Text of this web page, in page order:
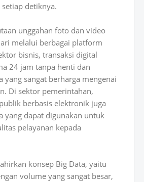
detiknya.
unggahan foto dan video
melalui berbagai platform
bisnis, transaksi digital
24 jam tanpa henti dan
yang sangat berharga mengenai
Di sektor pemerintahan,
berbasis elektronik juga
yang dapat digunakan untuk
pelayanan kepada
konsep Big Data, yaitu
volume yang sangat besar,